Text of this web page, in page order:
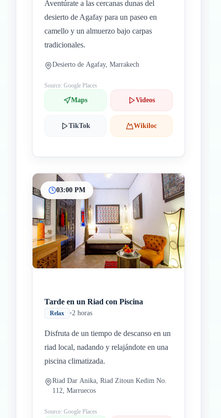
Aventúrate a las cercanas dunas del
desierto de Agafay para un paseo en
camello y un almuerzo bajo carpas
tradicionales.
Desierto de Agafay, Marrakech
Source: Google Places
Maps Videos
TikTok Wikiloc
03:00 PM
Tarde en un Riad con Piscina
Relax •2 horas
Disfruta de un tiempo de descanso en un
riad local, nadando y relajándote en una
piscina climatizada.
Riad Dar Anika, Riad Zitoun Kedim No.
112, Marruecos
Source: Google Places